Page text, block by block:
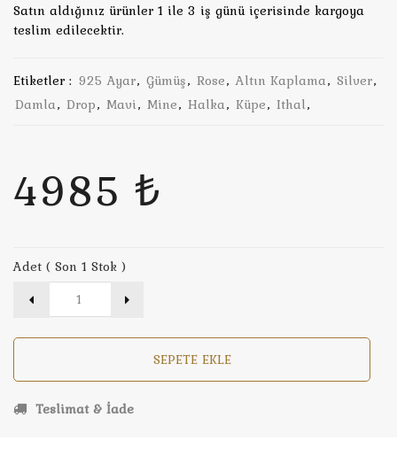
Satın aldığınız ürünler 1 ile 3 iş günü içerisinde kargoya
teslim edilecektir.
Etiketler : 925 Ayar, Gümüş, Rose, Altın Kaplama, Silver,
Damla, Drop, Mavi, Mine, Halka, Küpe, Ithal,
4985 ₺
Adet ( Son 1 Stok )
SEPETE EKLE
Teslimat & İade